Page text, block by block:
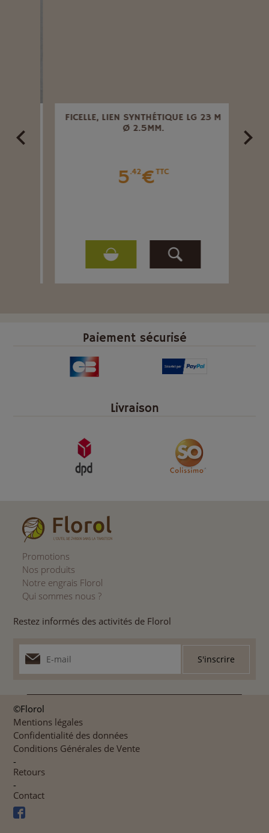
FICELLE, LIEN SYNTHÉTIQUE LG 23 M
Ø 2.5MM.
5.42€TTC
Paiement sécurisé
Livraison
Promotions
Nos produits
Notre engrais Florol
Qui sommes nous ?
Restez informés des activités de Florol
©Florol
Mentions légales
Confidentialité des données
Conditions Générales de Vente
-
Retours
-
Contact